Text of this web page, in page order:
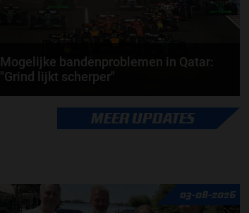
Mogelijke bandenproblemen in Qatar:
"Grind lijkt scherper"
Een punt waar veel aandacht aan wordt
geschonken op het moment zijn Pirelli en de banden.
MEER UPDATES
03-08-2026